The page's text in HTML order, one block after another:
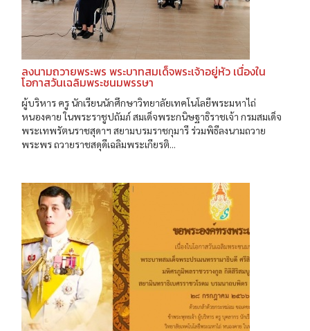
ลงนามถวายพระพร พระบาทสมเด็จพระเจ้าอยู่หัว เนื่องใน
โอกาสวันเฉลิมพระชนมพรรษา
ผู้บริหาร ครู นักเรียนนักศึกษาวิทยาลัยเทคโนโลยีพระมหาไถ่
หนองคาย ในพระราชูปถัมภ์ สมเด็จพระกนิษฐาธิราชเจ้า กรมสมเด็จ
พระเทพรัตนราชสุดาฯ สยามบรมราชกุมารี ร่วมพิธีลงนามถวาย
พระพร ถวายราชสดุดีเฉลิมพระเกียรติ...